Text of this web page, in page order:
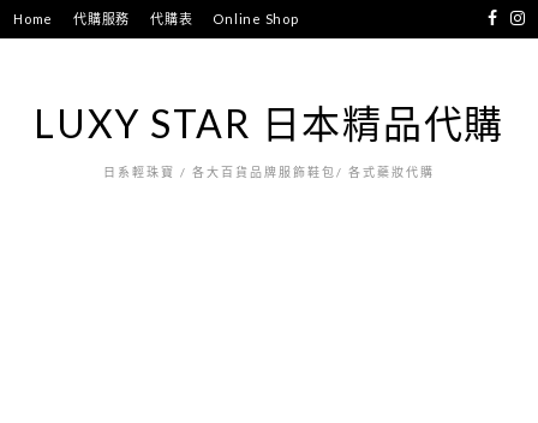
跳
至
Home 代購服務 代購表 Online Shop
LUXY STAR 日本精品代購
日系輕珠寶 / 各大百貨品牌服飾鞋包/ 各式藥妝代購